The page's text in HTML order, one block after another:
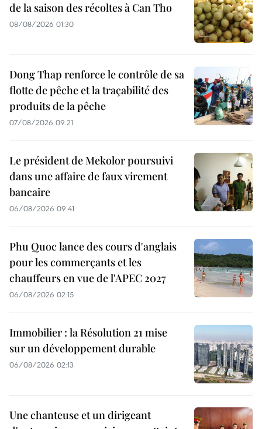
de la saison des récoltes à Can Tho
08/08/2026 01:30
Dong Thap renforce le contrôle de sa
flotte de pêche et la traçabilité des
produits de la pêche
07/08/2026 09:21
Le président de Mekolor poursuivi
dans une affaire de faux virement
bancaire
06/08/2026 09:41
Phu Quoc lance des cours d'anglais
pour les commerçants et les
chauffeurs en vue de l'APEC 2027
06/08/2026 02:15
Immobilier : la Résolution 21 mise
sur un développement durable
06/08/2026 02:13
Une chanteuse et un dirigeant